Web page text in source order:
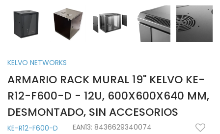
KELVO NETWORKS
ARMARIO RACK MURAL 19" KELVO KE-
R12-F600-D - 12U, 600X600X640 MM,
DESMONTADO, SIN ACCESORIOS
KE-R12-F600-D EAN13: 8436629340074